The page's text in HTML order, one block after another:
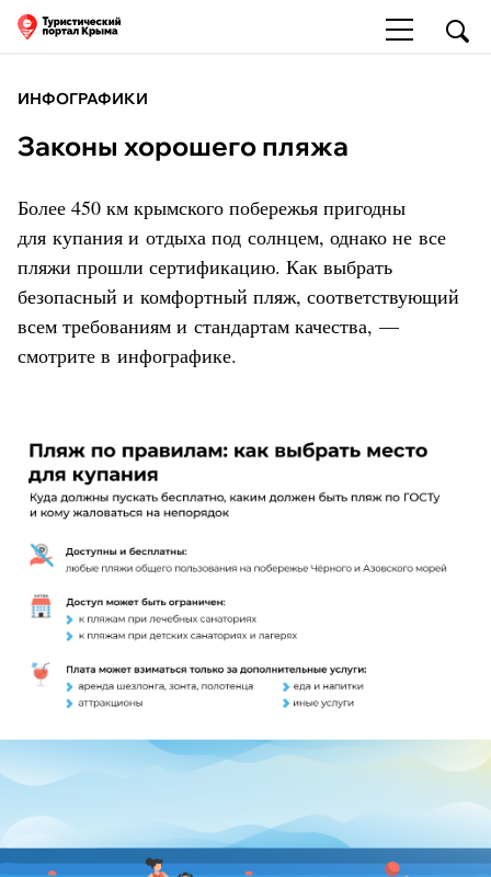
ИНФОГРАФИКИ
Законы хорошего пляжа
Более 450 км крымского побережья пригодны
для купания и отдыха под солнцем, однако не все
пляжи прошли сертификацию. Как выбрать
безопасный и комфортный пляж, соответствующий
всем требованиям и стандартам качества, —
смотрите в инфографике.